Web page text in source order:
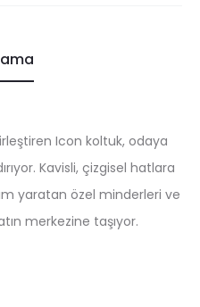
Icon koltuk, odaya
Kavisli, çizgisel hatlara
yaratan özel minderleri ve
merkezine taşıyor.